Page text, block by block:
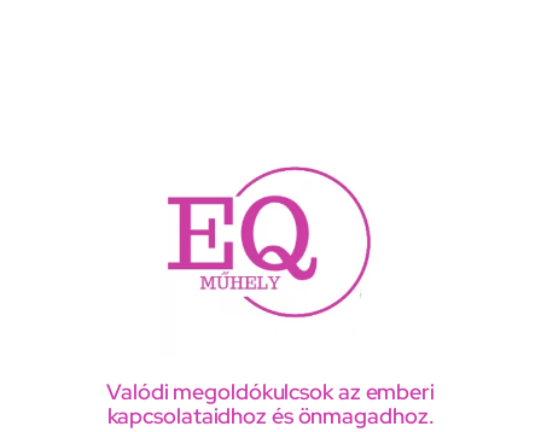
Valódi megoldókulcsok az emberi
kapcsolataidhoz és önmagadhoz.